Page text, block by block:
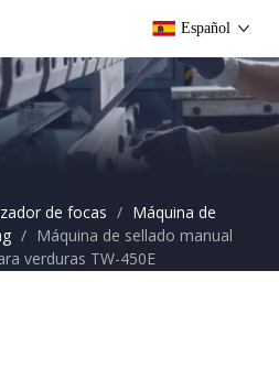
Español
de focas / Máquina de
/ Máquina de sellado manual
verduras TW-450E